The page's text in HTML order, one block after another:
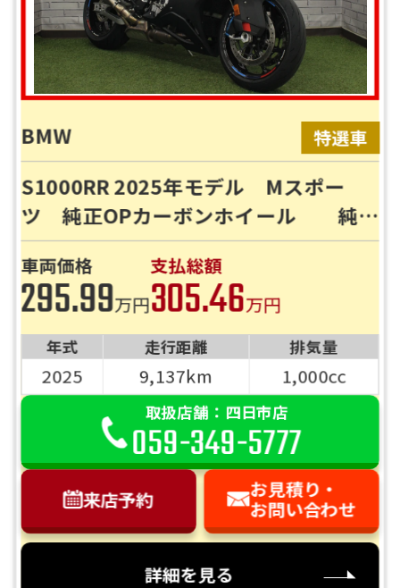
BMW
S1000RR 2025年モデル Mスポー
ツ 純正OPカーボンホイール 純正
グリップヒーター ETC2.0 USB付
き
車両価格
295.99万円
支払総額
305.46万円
年式 走行距離 排気量
2025 9,137km 1,000cc
取扱店舗：四日市店
059-349-5777
来店予約
お見積り・
お問い合わせ
詳細を見る